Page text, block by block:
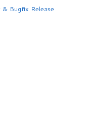
Bugfix Release